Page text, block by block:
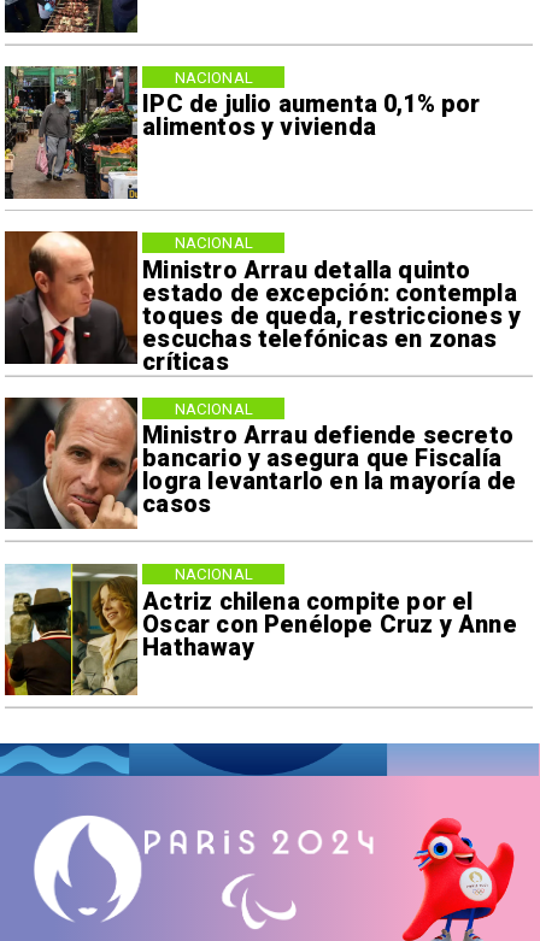
IPC de julio aumenta 0,1% por
alimentos y vivienda
NACIONAL
Ministro Arrau detalla quinto
estado de excepción: contempla
toques de queda, restricciones y
escuchas telefónicas en zonas
críticas
NACIONAL
Ministro Arrau defiende secreto
bancario y asegura que Fiscalía
logra levantarlo en la mayoría de
casos
NACIONAL
Actriz chilena compite por el
Oscar con Penélope Cruz y Anne
Hathaway
NACIONAL